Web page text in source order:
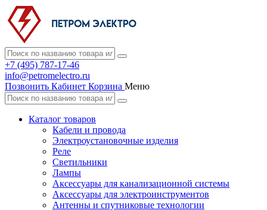
+7 (495) 787-17-46
info@petromelectro.ru
Позвонить Кабинет Корзина Меню
Каталог товаров
Кабели и провода
Электроустановочные изделия
Реле
Светильники
Лампы
Аксессуары для канализационной системы
Аксессуары для электроинструментов
Антенны и спутниковые технологии